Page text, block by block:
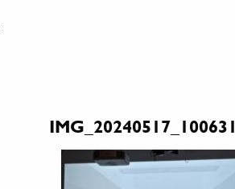
IMG_20240517_100631